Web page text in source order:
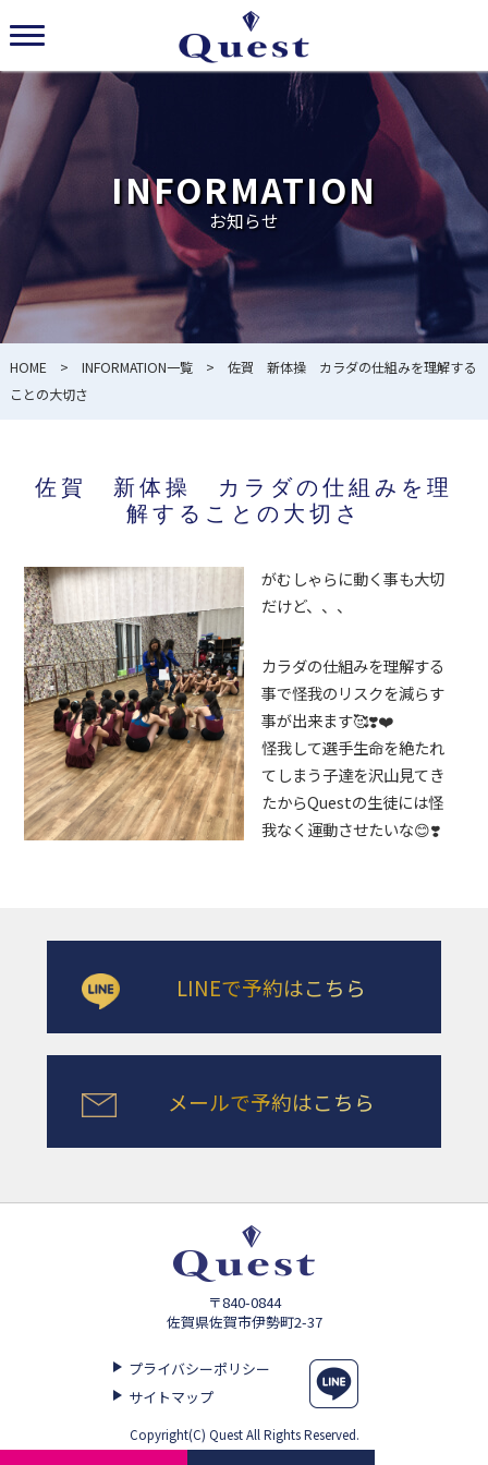
INFORMATION
お知らせ
HOME> INFORMATION一覧> 佐賀 新体操 カラダの仕組みを理解する
ことの大切さ
佐賀 新体操 カラダの仕組みを理
解することの大切さ
がむしゃらに動く事も大切
だけど、、、
カラダの仕組みを理解する
事で怪我のリスクを減らす
事が出来ます🥰❣️❤️
怪我して選手生命を絶たれ
てしまう子達を沢山見てき
たからQuestの生徒には怪
我なく運動させたいな😊❣️
LINEで予約はこちら
メールで予約はこちら
〒840-0844
佐賀県佐賀市伊勢町2-37
プライバシーポリシー
サイトマップ
Copyright(C) Quest All Rights Reserved.